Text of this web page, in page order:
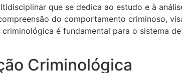
que se dedica ao estudo e à
do comportamento criminoso,
é fundamental para o sistema
Criminológica